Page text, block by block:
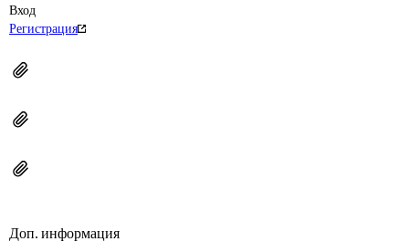
Вход
Регистрация
Доп. информация